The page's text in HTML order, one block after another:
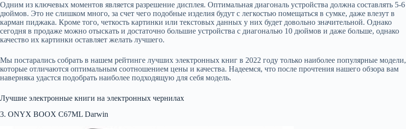
Одним из ключевых моментов является разрешение дисплея. Оптимальная диагональ устройства должна составлять 5-6
дюймов. Это не слишком много, за счет чего подобные изделия будут с легкостью помещаться в сумке, даже влезут в
карман пиджака. Кроме того, четкость картинки или текстовых данных у них будет довольно значительной. Однако
сегодня в продаже можно отыскать и достаточно большие устройства с диагональю 10 дюймов и даже больше, однако
качество их картинки оставляет желать лучшего.
Мы постарались собрать в нашем рейтинге лучших электронных книг в 2022 году только наиболее популярные модели,
которые отличаются оптимальным соотношением цены и качества. Надеемся, что после прочтения нашего обзора вам
наверняка удастся подобрать наиболее подходящую для себя модель.
Лучшие электронные книги на электронных чернилах
3. ONYX BOOX C67ML Darwin